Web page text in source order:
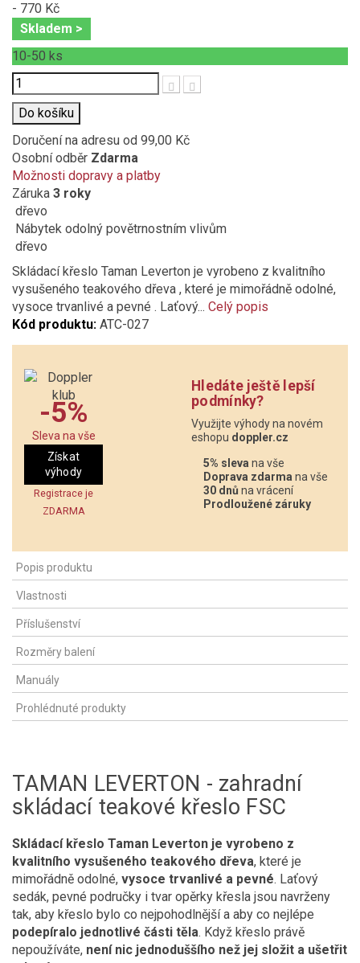
- 770 Kč
Skladem >
10-50 ks
Počet
Do košíku
Doručení na adresu od 99,00 Kč
Osobní odběr Zdarma
Možnosti dopravy a platby
Záruka 3 roky
dřevo
Nábytek odolný povětrnostním vlivům
dřevo
Skládací křeslo Taman Leverton je vyrobeno z kvalitního
vysušeného teakového dřeva , které je mimořádně odolné,
vysoce trvanlivé a pevné . Laťový... Celý popis
Kód produktu: ATC-027
-5%
Sleva na vše
Získat
výhody
Registrace je
ZDARMA
Hledáte ještě lepší
podmínky?
Využijte výhody na novém
eshopu doppler.cz
5% sleva na vše
Doprava zdarma na vše
30 dnů na vrácení
Prodloužené záruky
Popis produktu
Vlastnosti
Příslušenství
Rozměry balení
Manuály
Prohlédnuté produkty
TAMAN LEVERTON - zahradní
skládací teakové křeslo FSC
Skládací křeslo Taman Leverton je vyrobeno z
kvalitního vysušeného teakového dřeva, které je
mimořádně odolné, vysoce trvanlivé a pevné. Laťový
sedák, pevné područky i tvar opěrky křesla jsou navrženy
tak, aby křeslo bylo co nejpohodlnější a aby co nejlépe
podepíralo jednotlivé části těla. Když křeslo právě
nepoužíváte, není nic jednoduššího než jej složit a ušetřit